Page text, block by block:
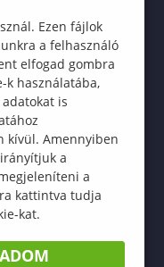
Ezen fájlok
a felhasználó
elfogad gombra
k használatába,
is
kívül. Amennyiben
a
a
kattintva tudja
kat.